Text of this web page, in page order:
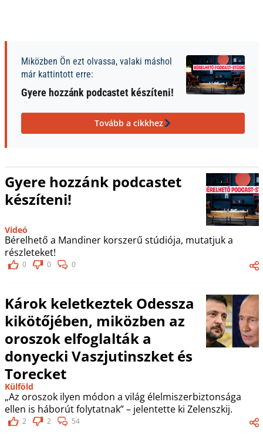
Miközben Ön ezt olvassa, valaki máshol
már kattintott erre:
Gyere hozzánk podcastet készíteni!
Tovább a cikkhez
Gyere hozzánk podcastet
készíteni!
Videó
Bérelhető a Mandiner korszerű stúdiója, mutatjuk a
részleteket!
0 0 0
Károk keletkeztek Odessza
kikötőjében, miközben az
oroszok elfoglalták a
donyecki Vaszjutinszket és
Torecket
Külföld
„Az oroszok ilyen módon a világ élelmiszerbiztonsága
ellen is háborút folytatnak” – jelentette ki Zelenszkij.
2 2 54